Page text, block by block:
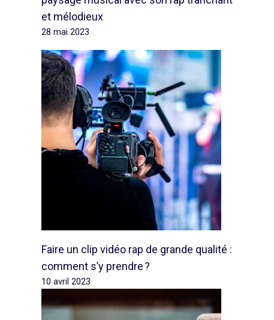
et mélodieux
28 mai 2023
Faire un clip vidéo rap de grande qualité :
comment s’y prendre ?
10 avril 2023